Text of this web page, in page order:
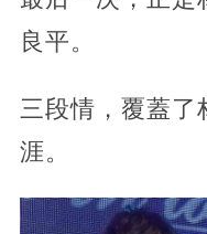
良平。
三段情，覆蓋了
涯。